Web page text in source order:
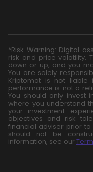
*Risk Warning: Digital
risk and price volatility.
down or up, and you
You are solely
Kriptomat is not liable
performance is not a
You should only invest
where you understand
your investment
objectives and risk
financial adviser prior
should not be
information, see our